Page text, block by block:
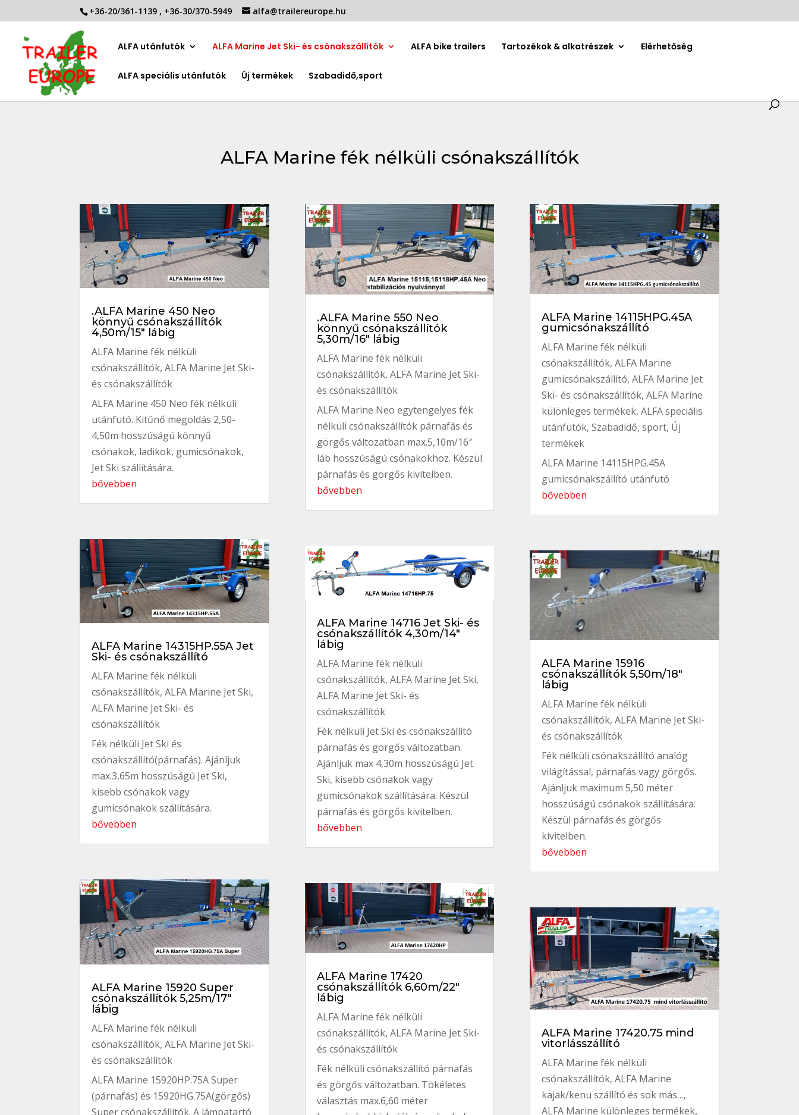
+36-20/361-1139 , +36-30/370-5949 alfa@trailereurope.hu
ALFA utánfutók ALFA Marine Jet Ski- és csónakszállítók ALFA bike trailers Tartozékok & alkatrészek Elérhetőség
ALFA speciális utánfutók Új termékek Szabadidő,sport
ALFA Marine fék nélküli csónakszállítók
.ALFA Marine 450 Neo
könnyű csónakszállítók
4,50m/15″ lábig
ALFA Marine fék nélküli
csónakszállítók,ALFA Marine Jet Ski-
és csónakszállítók
ALFA Marine 450 Neo fék nélküli
utánfutó. Kitűnő megoldás 2,50-
4,50m hosszúságú könnyű
csónakok, ladikok, gumicsónakok,
Jet Ski szállítására.
bővebben
ALFA Marine 14315HP.55A Jet
Ski- és csónakszállító
ALFA Marine fék nélküli
csónakszállítók,ALFA Marine Jet Ski,
ALFA Marine Jet Ski- és
csónakszállítók
Fék nélküli Jet Ski és
csónakszállító(párnafás). Ajánljuk
max.3,65m hosszúságú Jet Ski,
kisebb csónakok vagy
gumicsónakok szállítására.
bővebben
ALFA Marine 15920 Super
csónakszállítók 5,25m/17″
lábig
ALFA Marine fék nélküli
csónakszállítók,ALFA Marine Jet Ski-
és csónakszállítók
ALFA Marine 15920HP.75A Super
(párnafás) és 15920HG.75A(görgős)
Super csónakszállítók. A lámpatartó
.ALFA Marine 550 Neo
könnyű csónakszállítók
5,30m/16″ lábig
ALFA Marine fék nélküli
csónakszállítók, ALFA Marine Jet Ski-
és csónakszállítók
ALFA Marine Neo egytengelyes fék
nélküli csónakszállítók párnafás és
görgős változatban max.5,10m/16″
láb hosszúságú csónakokhoz. Készül
párnafás és görgős kivitelben.
bővebben
ALFA Marine 14716 Jet Ski- és
csónakszállítók 4,30m/14″
lábig
ALFA Marine fék nélküli
csónakszállítók, ALFA Marine Jet Ski,
ALFA Marine Jet Ski- és
csónakszállítók
Fék nélküli Jet Ski és csónakszállító
párnafás és görgős változatban.
Ajánljuk max 4,30m hosszúságú Jet
Ski, kisebb csónakok vagy
gumicsónakok szállítására. Készül
párnafás és görgős kivitelben.
bővebben
ALFA Marine 17420
csónakszállítók 6,60m/22″
lábig
ALFA Marine fék nélküli
csónakszállítók, ALFA Marine Jet Ski-
és csónakszállítók
Fék nélküli csónakszállító párnafás
és görgős változatban. Tökéletes
választás max.6,60 méter
ALFA Marine 14115HPG.45A
gumicsónakszállító
ALFA Marine fék nélküli
csónakszállítók, ALFA Marine
gumicsónakszállító, ALFA Marine Jet
Ski- és csónakszállítók, ALFA Marine
különleges termékek, ALFA speciális
utánfutók, Szabadidő, sport, Új
termékek
ALFA Marine 14115HPG.45A
gumicsónakszállító utánfutó
bővebben
ALFA Marine 15916
csónakszállítók 5,50m/18″
lábig
ALFA Marine fék nélküli
csónakszállítók, ALFA Marine Jet Ski-
és csónakszállítók
Fék nélküli csónakszállító analóg
világítással, párnafás vagy görgős.
Ajánljuk maximum 5,50 méter
hosszúságú csónakok szállítására.
Készül párnafás és görgős
kivitelben.
bővebben
ALFA Marine 17420.75 mind
vitorlásszállító
ALFA Marine fék nélküli
csónakszállítók, ALFA Marine
kajak/kenu szállító és sok más…,
ALFA Marine különleges termékek,